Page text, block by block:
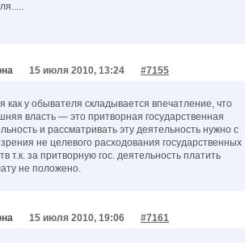
15 июля 2010, 13:24 #7155
как у обывателя складывается впечатление, что
власть — это притворная государственная
и рассматривать эту деятельность нужно с
зрения не целевого расходования государственных
т.к. за притворную гос. деятельность платить
не положено.
15 июля 2010, 19:06 #7161